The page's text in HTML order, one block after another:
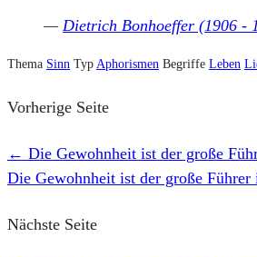
— Dietrich Bonhoeffer (1906 -
Thema Sinn Typ Aphorismen Begriffe Leben
Vorherige Seite
← Die Gewohnheit ist der große
Die Gewohnheit ist der große Führer
Nächste Seite